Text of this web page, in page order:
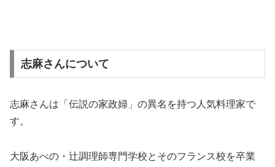
志麻さんについて
志麻さんは「伝説の家政婦」の異名を持つ人気料理家で
す。
大阪あべの・辻調理師専門学校とそのフランス校を卒業